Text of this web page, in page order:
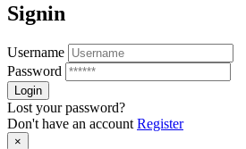
Signin
Username
Password
Lost your password?
Don't have an account Register
×